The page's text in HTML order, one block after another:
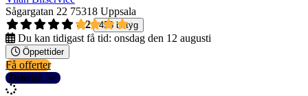
Sågargatan 22 75318 Uppsala
4,2
458 betyg
Du kan tidigast få tid: onsdag den 12 augusti
Öppettider
Få offerter
Detaljer